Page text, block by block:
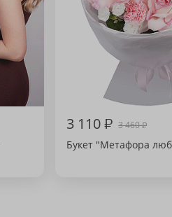
3 110₽ 3 460₽
Букет "Метафора